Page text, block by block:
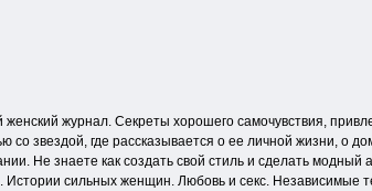
журнал. Секреты хорошего самочувствия,
со звездой, где рассказывается о ее личной жизни, о
Не знаете как создать свой стиль и сделать
Истории сильных женщин. Любовь и секс. Независимые